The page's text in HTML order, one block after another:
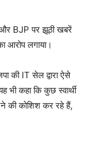
BJP पर झूठी खबरें
आरोप लगाया।
की IT सेल द्वारा ऐसे
भी कहा कि कुछ स्वार्थी
की कोशिश कर रहे हैं,